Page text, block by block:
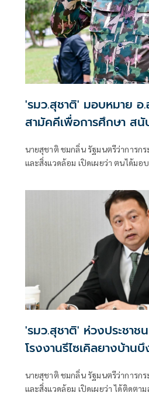
'รมว.สุชาติ' มอบหมาย อ
สามัคคีเพื่อการศึกษา ส
คอมพิวเตอร์ 22 เครื่อง
โรงเรียนบ้านกิ่วลม จ.เชี
นายสุชาติ ชมกลิ่น รัฐมนตรีว่าการก
และสิ่งแวดล้อม เปิดเผยว่า ตนได้มอ
สามัคคีเพื่อการศึกษา กระทรวงทรัพ
แวดล้อม” ณ โรงเรียนบ้านกิ่วลม ตำ
จังหวัดเชียงใหม่ เพื่อสนับสนุนการ
เด็กและเยาวชนในพื้นที่ โดยสนับส
เครื่อง สำหรับใช้ในการเรียนการส
เทคโนโลยีสารสนเทศ
'รมว.สุชาติ' ห่วงประชาช
โรงงานรีไซเคิลยางบ้า
คุณภาพอากาศเข้ม-แจ้งเ
ชิด
นายสุชาติ ชมกลิ่น รัฐมนตรีว่าการก
และสิ่งแวดล้อม เปิดเผยว่า ได้ติดตา